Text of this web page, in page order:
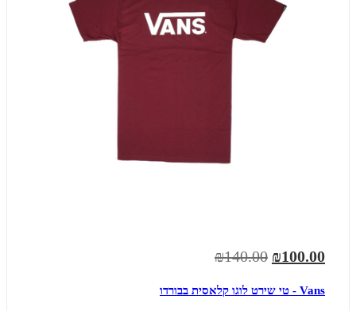
₪100.00
₪140.00
Vans - טי שירט לוגו קלאסית בבורדו